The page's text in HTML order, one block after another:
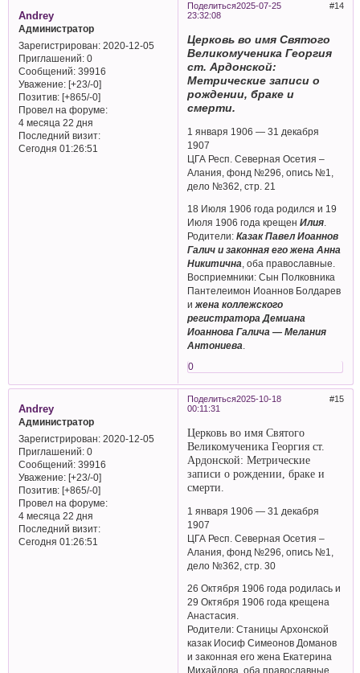
Поделиться 14
2025-07-25
23:32:08
Andrey
Администратор
Зарегистрирован: 2020-12-05
Приглашений:0
Сообщений:39916
Уважение: [+23/-0]
Позитив: [+865/-0]
Провел на форуме:
4 месяца 22 дня
Последний визит:
Сегодня 01:26:51
Церковь во имя Святого
Великомученика Георгия
ст. Ардонской:
Метрические записи о
рождении, браке и
смерти.
1 января 1906 — 31 декабря
1907
ЦГА Респ. Северная Осетия –
Алания, фонд №296, опись №1,
дело №362, стр. 21
18 Июля 1906 года родился и 19
Июля 1906 года крещенИлия
Родители:Казак Павел Иоаннов
Галич и законная его жена Анна
Никитична , оба православные.
Восприемники: Сын Полковника
Пантелеимон Иоаннов Болдарев
ижена коллежского
регистратора Демиана
Иоаннова Галича — Мелания
Антониева
0
Поделиться 15
2025-10-18
00:11:31
Andrey
Администратор
Зарегистрирован: 2020-12-05
Приглашений:0
Сообщений:39916
Уважение: [+23/-0]
Позитив: [+865/-0]
Провел на форуме:
4 месяца 22 дня
Последний визит:
Сегодня 01:26:51
Церковь во имя Святого
Великомученика Георгия ст.
Ардонской: Метрические
записи о рождении, браке и
смерти.
1 января 1906 — 31 декабря
1907
ЦГА Респ. Северная Осетия –
Алания, фонд №296, опись №1,
дело №362, стр. 30
26 Октября 1906 года родилась и
29 Октября 1906 года крещена
Анастасия.
Родители: Станицы Архонской
казак Иосиф Симеонов Доманов
и законная его жена Екатерина
Михайлова, оба православные.